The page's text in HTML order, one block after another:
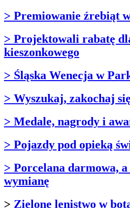
> Premiowanie źrebiąt
> Projektowali rabatę
kieszonkowego
> Śląska Wenecja w
> Wyszukaj, zakochaj
> Medale, nagrody i
> Pojazdy pod opieką
> Porcelana darmowa, a
wymianę
> Zielone lenistwo w